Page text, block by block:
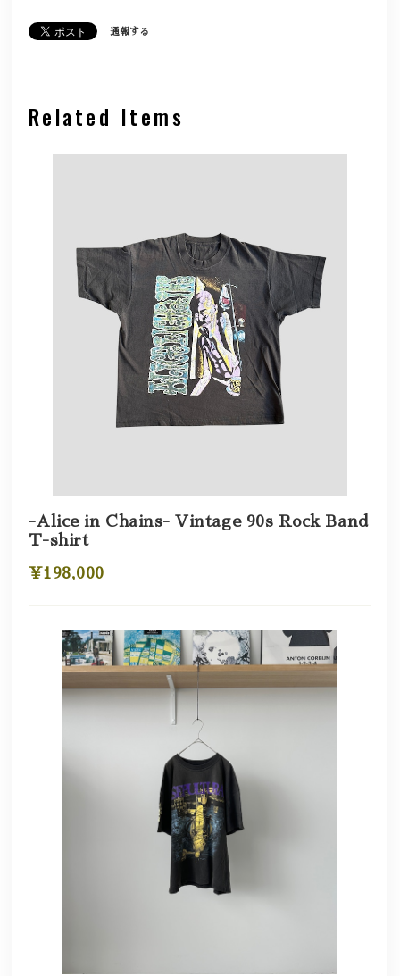
通報する
Related Items
-Alice in Chains- Vintage 90s Rock Band
T-shirt
¥198,000